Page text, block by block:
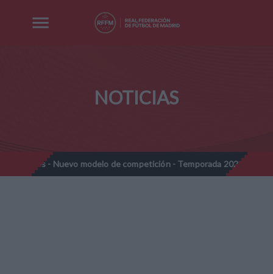
NOTICIAS
- Nuevo modelo de competición - Temporada 2026-2027